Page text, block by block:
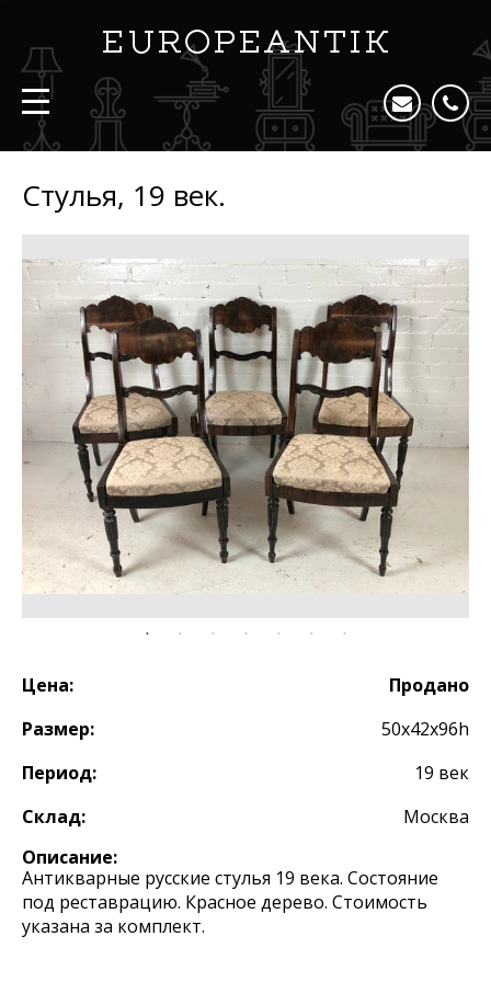
Стулья, 19 век.
Цена:
Продано
Размер:
50х42х96h
Период:
19 век
Склад:
Москва
Описание:
Антикварные русские стулья 19 века. Состояние
под реставрацию. Красное дерево. Стоимость
указана за комплект.